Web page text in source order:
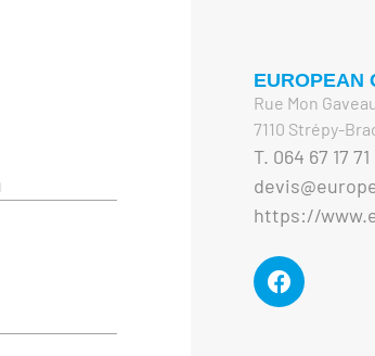
EUROPEAN
Rue Mon
7110 Strépy-
T. 064 67 17 71
https://